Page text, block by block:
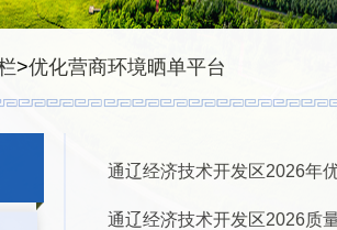
>优化营商环境晒单平台
通辽经济技术开发区2026年
通辽经济技术开发区2026质